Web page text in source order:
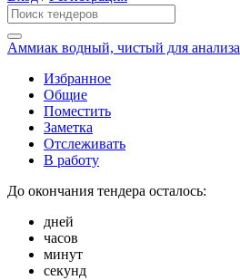
Аммиак водный, чистый для анализа
Избранное
Общие
Поместить
Заметка
Отслеживать
В работу
До окончания тендера осталось:
дней
часов
минут
секунд